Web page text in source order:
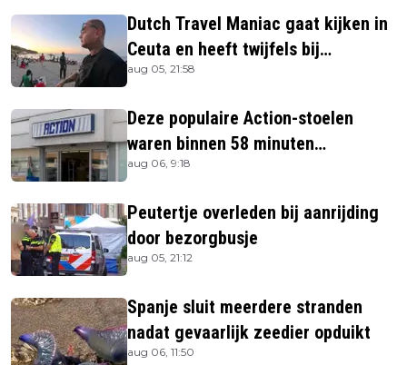
Dutch Travel Maniac gaat kijken in
Ceuta en heeft twijfels bij
berichtgeving media
aug 05, 21:58
Deze populaire Action-stoelen
waren binnen 58 minuten
uitverkocht zijn vandaag weer te
aug 06, 9:18
Peutertje overleden bij aanrijding
door bezorgbusje
aug 05, 21:12
Spanje sluit meerdere stranden
nadat gevaarlijk zeedier opduikt
aug 06, 11:50